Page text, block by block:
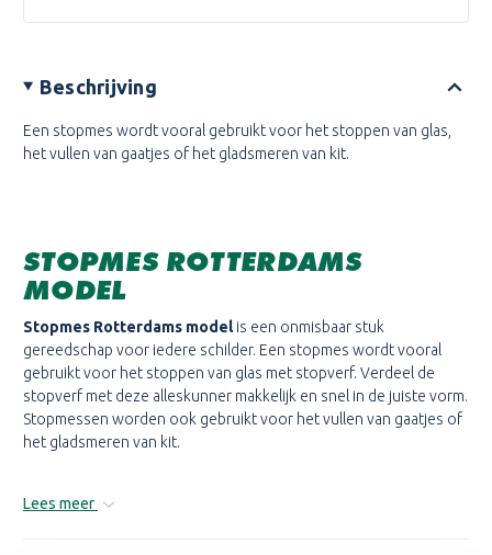
Beschrijving
Een stopmes wordt vooral gebruikt voor het stoppen van glas,
het vullen van gaatjes of het gladsmeren van kit.
STOPMES ROTTERDAMS
MODEL
Stopmes Rotterdams modelis een onmisbaar stuk
gereedschap voor iedere schilder. Een stopmes wordt vooral
gebruikt voor het stoppen van glas met stopverf. Verdeel de
stopverf met deze alleskunner makkelijk en snel in de juiste vorm.
Stopmessen worden ook gebruikt voor het vullen van gaatjes of
het gladsmeren van kit.
Lees meer